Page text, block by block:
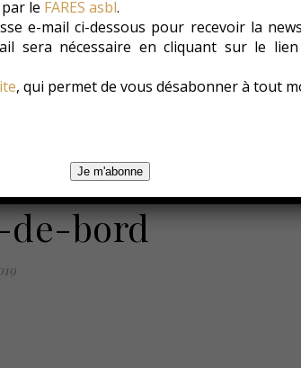
bord
le FARES asbl.
e-mail ci-dessous pour recevoir la
sera nécessaire en cliquant sur le
, qui permet de vous désabonner à tout
Je m'abonne